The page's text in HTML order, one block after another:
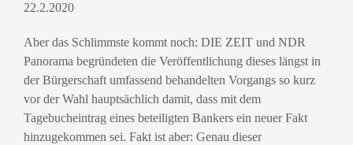
22.2.2020
Aber das Schlimmste kommt noch: DIE ZEIT und NDR
Panorama begründeten die Veröffentlichung dieses längst in
der Bürgerschaft umfassend behandelten Vorgangs so kurz
vor der Wahl hauptsächlich damit, dass mit dem
Tagebucheintrag eines beteiligten Bankers ein neuer Fakt
hinzugekommen sei. Fakt ist aber: Genau dieser